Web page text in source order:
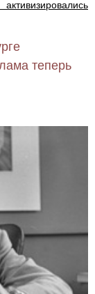
теперь